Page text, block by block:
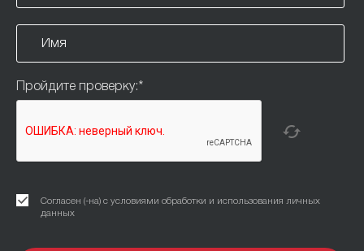
Пройдите проверку:*
Согласен (-на) с условиями обработки и использования личных
данных